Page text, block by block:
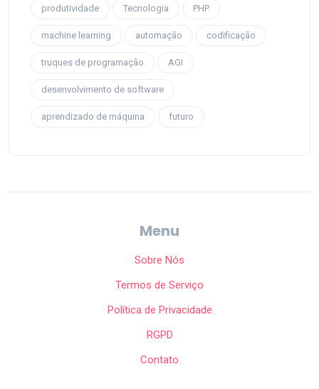
produtividade Tecnologia PHP
machine learning automação codificação
truques de programação AGI
desenvolvimento de software
aprendizado de máquina futuro
Menu
Sobre Nós
Termos de Serviço
Política de Privacidade
RGPD
Contato